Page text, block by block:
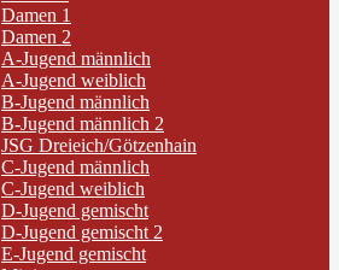
Damen 1
Damen 2
A-Jugend männlich
A-Jugend weiblich
B-Jugend männlich
B-Jugend männlich 2
JSG Dreieich/Götzenhain
C-Jugend männlich
C-Jugend weiblich
D-Jugend gemischt
D-Jugend gemischt 2
E-Jugend gemischt